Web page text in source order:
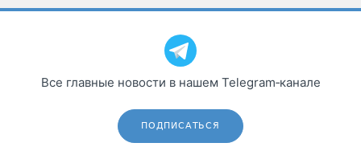
Все главные новости в нашем Telegram‑канале
ПОДПИСАТЬСЯ